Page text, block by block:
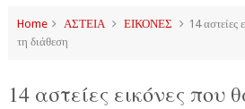
Home ΑΣΤΕΙΑ ΕΙΚΟΝΕΣ
14 αστείες
τη διάθεση
14 αστείες εικόνες που